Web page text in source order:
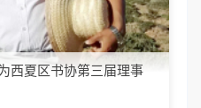
西夏区书协第三届理事